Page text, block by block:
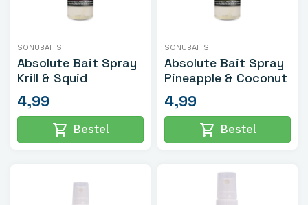
SONUBAITS
Absolute Bait Spray
Krill & Squid
4,99
shopping_cart Bestel
SONUBAITS
Absolute Bait Spray
Pineapple & Coconut
4,99
shopping_cart Bestel